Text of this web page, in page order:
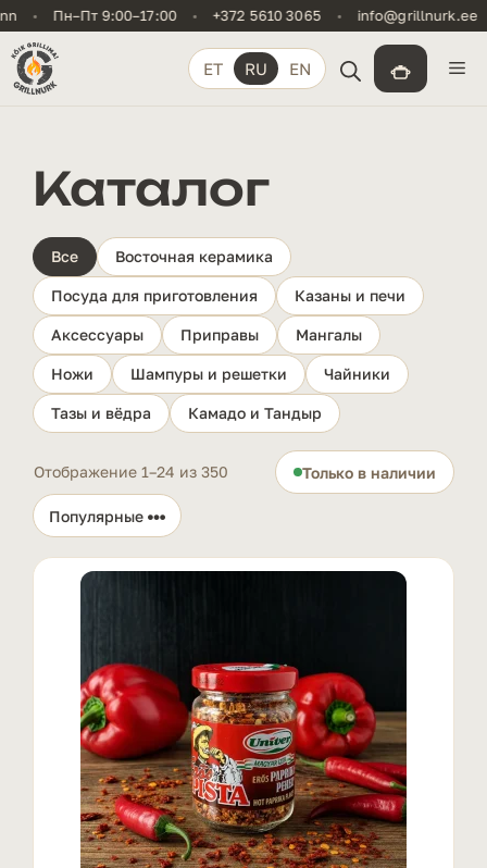
Перейти
содержимому
Пн–Пт 9:00–17:00 • +372 5610 3065 • info@grillnurk.ee •
ET RU EN
Каталог
Все Восточная керамика
Посуда для приготовления Казаны и печи
Аксессуары Приправы Мангалы
Ножи Шампуры и решетки Чайники
Тазы и вёдра Камадо и Тандыр
Отображение 1–24 из 350 Только в наличии